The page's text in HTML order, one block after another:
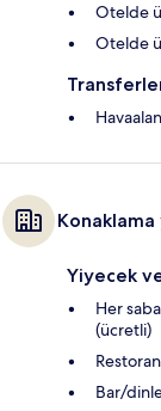
Otelde
Otelde
Konaklama
Yiyecek
Her
(ücretli)
Restoran
Bar/